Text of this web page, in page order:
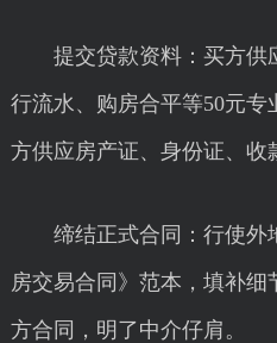
提交贷款资料：买方供
行流水、购房合平等50元
方供应房产证、身份证、收
缔结正式合同：行使外
房交易合同》范本，填补
方合同，明了中介仔肩。